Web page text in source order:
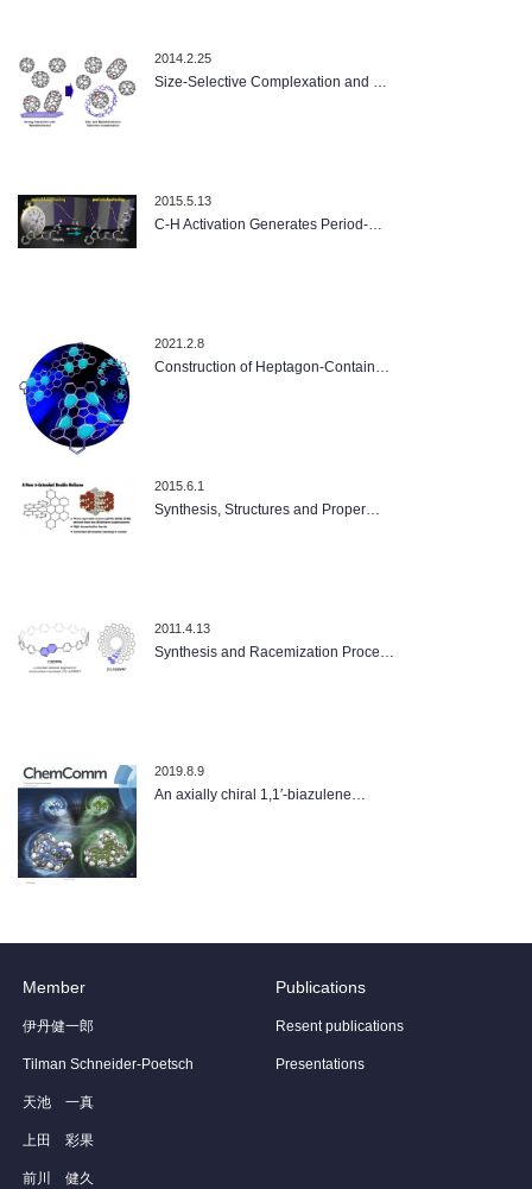
2014.2.25
Size-Selective Complexation and …
2015.5.13
C-H Activation Generates Period-…
2021.2.8
Construction of Heptagon‐Contain…
2015.6.1
Synthesis, Structures and Proper…
2011.4.13
Synthesis and Racemization Proce…
2019.8.9
An axially chiral 1,1′-biazulene…
Member
伊丹健一郎
Tilman Schneider-Poetsch
天池 一真
上田 彩果
前川 健久
Publications
Resent publications
Presentations